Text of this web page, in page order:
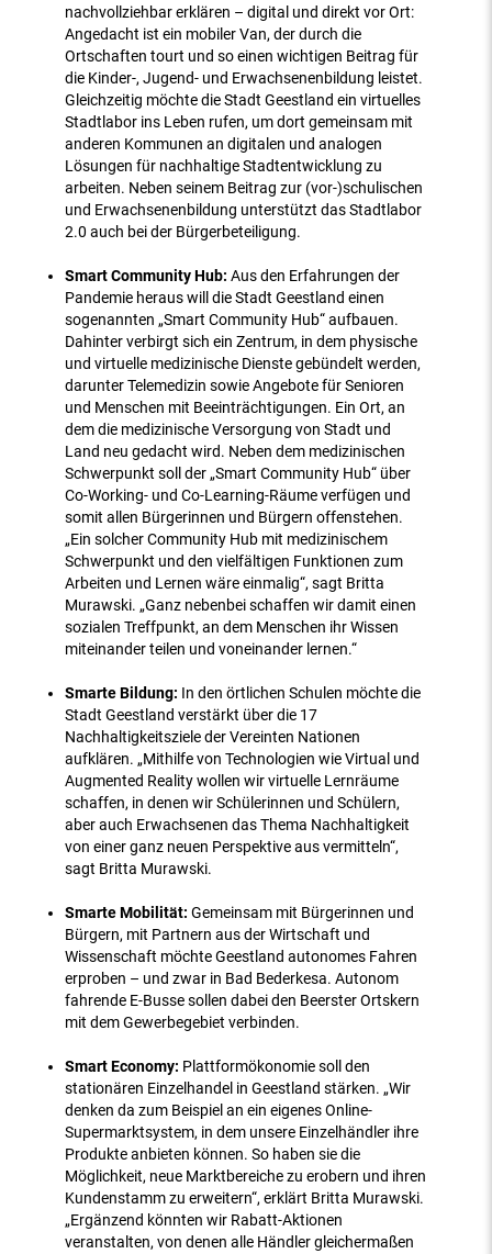
nachvollziehbar erklären – digital und direkt vor Ort:
Angedacht ist ein mobiler Van, der durch die
Ortschaften tourt und so einen wichtigen Beitrag für
die Kinder-, Jugend- und Erwachsenenbildung leistet.
Gleichzeitig möchte die Stadt Geestland ein virtuelles
Stadtlabor ins Leben rufen, um dort gemeinsam mit
anderen Kommunen an digitalen und analogen
Lösungen für nachhaltige Stadtentwicklung zu
arbeiten. Neben seinem Beitrag zur (vor-)schulischen
und Erwachsenenbildung unterstützt das Stadtlabor
2.0 auch bei der Bürgerbeteiligung.
Smart Community Hub: Aus den Erfahrungen der
Pandemie heraus will die Stadt Geestland einen
sogenannten „Smart Community Hub“ aufbauen.
Dahinter verbirgt sich ein Zentrum, in dem physische
und virtuelle medizinische Dienste gebündelt werden,
darunter Telemedizin sowie Angebote für Senioren
und Menschen mit Beeinträchtigungen. Ein Ort, an
dem die medizinische Versorgung von Stadt und
Land neu gedacht wird. Neben dem medizinischen
Schwerpunkt soll der „Smart Community Hub“ über
Co-Working- und Co-Learning-Räume verfügen und
somit allen Bürgerinnen und Bürgern offenstehen.
„Ein solcher Community Hub mit medizinischem
Schwerpunkt und den vielfältigen Funktionen zum
Arbeiten und Lernen wäre einmalig“, sagt Britta
Murawski. „Ganz nebenbei schaffen wir damit einen
sozialen Treffpunkt, an dem Menschen ihr Wissen
miteinander teilen und voneinander lernen.“
Smarte Bildung: In den örtlichen Schulen möchte die
Stadt Geestland verstärkt über die 17
Nachhaltigkeitsziele der Vereinten Nationen
aufklären. „Mithilfe von Technologien wie Virtual und
Augmented Reality wollen wir virtuelle Lernräume
schaffen, in denen wir Schülerinnen und Schülern,
aber auch Erwachsenen das Thema Nachhaltigkeit
von einer ganz neuen Perspektive aus vermitteln“,
sagt Britta Murawski.
Smarte Mobilität: Gemeinsam mit Bürgerinnen und
Bürgern, mit Partnern aus der Wirtschaft und
Wissenschaft möchte Geestland autonomes Fahren
erproben – und zwar in Bad Bederkesa. Autonom
fahrende E-Busse sollen dabei den Beerster Ortskern
mit dem Gewerbegebiet verbinden.
Smart Economy: Plattformökonomie soll den
stationären Einzelhandel in Geestland stärken. „Wir
denken da zum Beispiel an ein eigenes Online-
Supermarktsystem, in dem unsere Einzelhändler ihre
Produkte anbieten können. So haben sie die
Möglichkeit, neue Marktbereiche zu erobern und ihren
Kundenstamm zu erweitern“, erklärt Britta Murawski.
„Ergänzend könnten wir Rabatt-Aktionen
veranstalten, von denen alle Händler gleichermaßen